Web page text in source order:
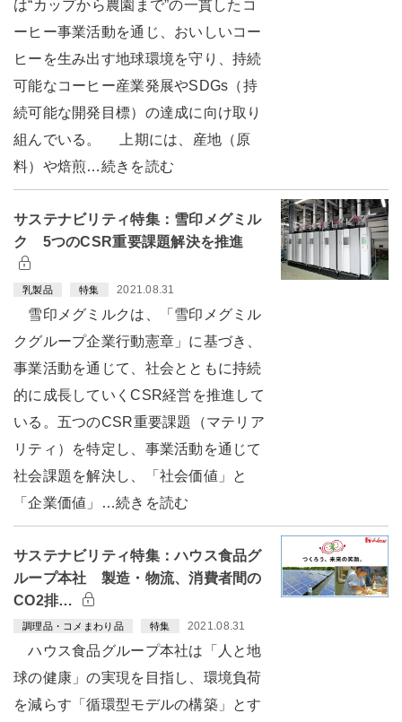
は“カップから農園まで”の一貫したコ
ーヒー事業活動を通じ、おいしいコー
ヒーを生み出す地球環境を守り、持続
可能なコーヒー産業発展やSDGs（持
続可能な開発目標）の達成に向け取り
組んでいる。 上期には、産地（原
料）や焙煎…続きを読む
サステナビリティ特集：雪印メグミル
ク 5つのCSR重要課題解決を推進
乳製品 特集 2021.08.31
雪印メグミルクは、「雪印メグミル
クグループ企業行動憲章」に基づき、
事業活動を通じて、社会とともに持続
的に成長していくCSR経営を推進して
いる。五つのCSR重要課題（マテリア
リティ）を特定し、事業活動を通じて
社会課題を解決し、「社会価値」と
「企業価値」…続きを読む
サステナビリティ特集：ハウス食品グ
ループ本社 製造・物流、消費者間の
CO2排…
調理品・コメまわり品 特集 2021.08.31
ハウス食品グループ本社は「人と地
球の健康」の実現を目指し、環境負荷
を減らす「循環型モデルの構築」とす